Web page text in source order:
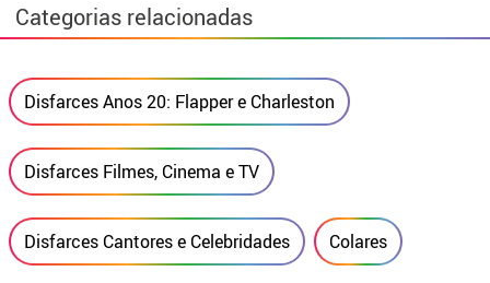
Categorias relacionadas
Disfarces Anos 20: Flapper e Charleston
Disfarces Filmes, Cinema e TV
Disfarces Cantores e Celebridades Colares